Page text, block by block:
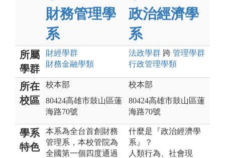
財務管理學
系
政治經濟學
系
所屬
學群
財經學群
財務金融學類
法政學群 跨 管理學群
行政管理學類
所在
校區
校本部
80424高雄市鼓山區蓮
海路70號
校本部
80424高雄市鼓山區蓮
海路70號
學系
特色
本系為全台首創財務
管理系，本校管院為
全國第一個四度通過
什麼是『政治經濟學
系』？
人類行為、社會現